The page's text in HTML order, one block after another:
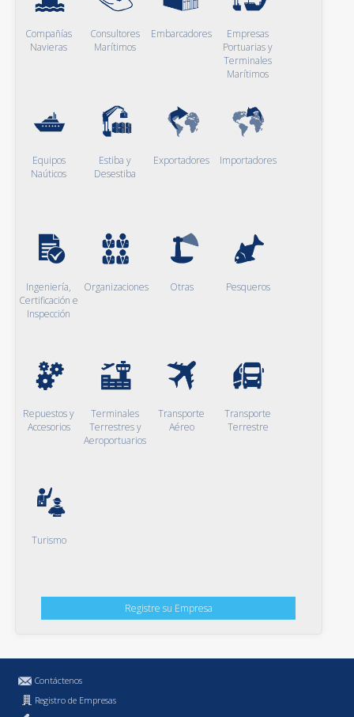
Compañías
Navieras
Consultores
Marítimos
Embarcadores
Empresas
Portuarias y
Terminales
Marítimos
Equipos
Naúticos
Estiba y
Desestiba
Exportadores Importadores
Ingeniería,
Certificación e
Inspección
Organizaciones Otras Pesqueros
Repuestos y
Accesorios
Terminales
Terrestres y
Aeroportuarios
Transporte
Aéreo
Transporte
Terrestre
Turismo
Registre su Empresa
Contáctenos
Registro de Empresas